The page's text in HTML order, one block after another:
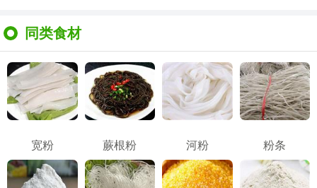
同类食材
宽粉 蕨根粉 河粉 粉条